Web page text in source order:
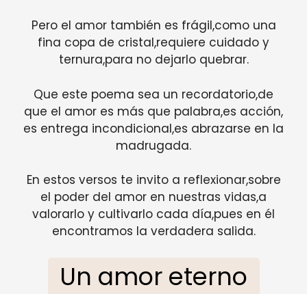
Pero el amor también es frágil,como una
fina copa de cristal,requiere cuidado y
ternura,para no dejarlo quebrar.
Que este poema sea un recordatorio,de
que el amor es más que palabra,es acción,
es entrega incondicional,es abrazarse en la
madrugada.
En estos versos te invito a reflexionar,sobre
el poder del amor en nuestras vidas,a
valorarlo y cultivarlo cada día,pues en él
encontramos la verdadera salida.
Un amor eterno